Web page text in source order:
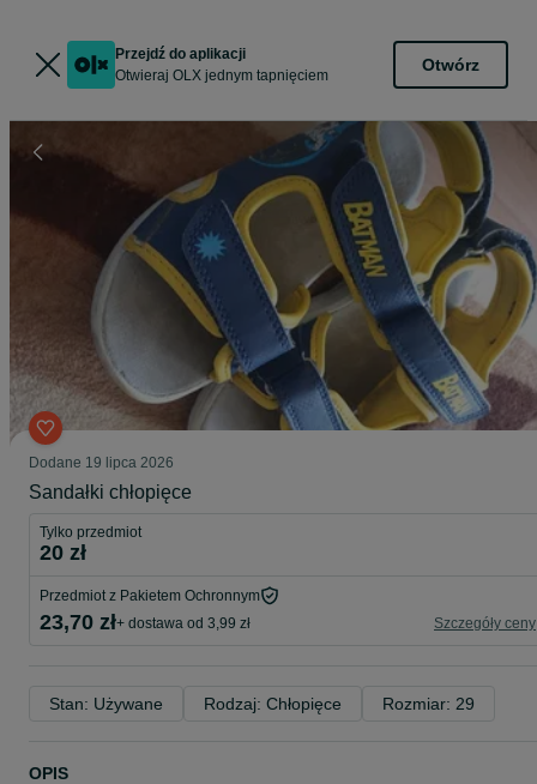
Przejdź do aplikacji
Otwieraj OLX jednym tapnięciem
Otwórz
Dodane 19 lipca 2026
Sandałki chłopięce
Tylko przedmiot
20 zł
Przedmiot z Pakietem Ochronnym
23,70 zł+ dostawa od 3,99 zł Szczegóły ceny
Stan: Używane Rodzaj: Chłopięce Rozmiar: 29
OPIS